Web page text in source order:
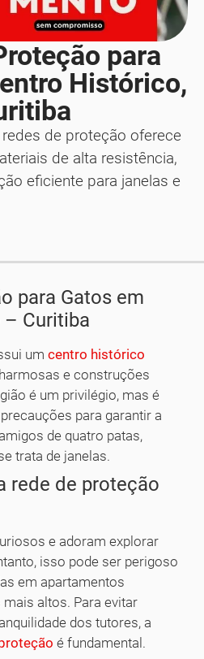
para
Histórico,
de proteção oferece
de alta resistência,
eficiente para janelas e
para Gatos em
Curitiba
um centro histórico
e construções
é um privilégio, mas é
para garantir a
de quatro patas,
trata de janelas.
rede de proteção
e adoram explorar
isso pode ser perigoso
em apartamentos
altos. Para evitar
dos tutores, a
é fundamental.